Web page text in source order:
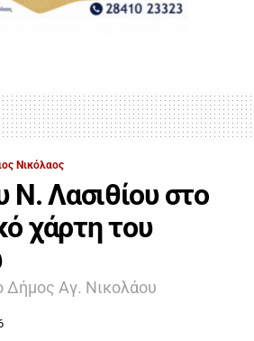
Νικόλαος
Ν. Λασιθίου στο
χάρτη του
Δήμος Αγ. Νικολάου